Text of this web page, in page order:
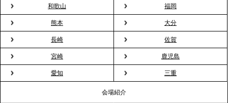
NHK「ニュースウオッチ9」で、2ndTable「室内花
2026.3.16
プレスリリースのご案内｜2026年、春の親睦は「花
粉レス」な室内花見。福利厚生としても注目され
る、快適で新しいお花見体験
和歌山 福岡
熊本 大分
長崎 佐賀
宮崎 鹿児島
愛知 三重
会場紹介